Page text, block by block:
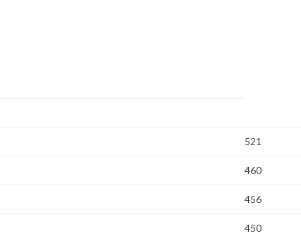
521
460
456
450